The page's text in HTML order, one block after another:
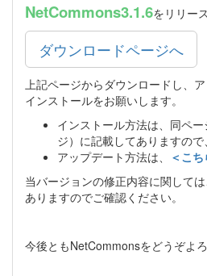
NetCommons3.1.6をリリー
ダウンロードページへ
上記ページからダウンロードし、ア
インストールをお願いします。
インストール方法は、同ペ
ジ）に記載してありますので
アップデート方法は、
＜こち
当バージョンの修正内容に関しては
ありますのでご確認ください。
今後ともNetCommonsをどうぞよ